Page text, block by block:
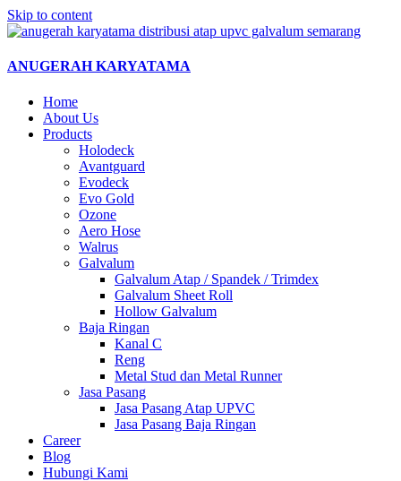
Skip to content
ANUGERAH KARYATAMA
Home
About Us
Products
Holodeck
Avantguard
Evodeck
Evo Gold
Ozone
Aero Hose
Walrus
Galvalum
Galvalum Atap / Spandek / Trimdex
Galvalum Sheet Roll
Hollow Galvalum
Baja Ringan
Kanal C
Reng
Metal Stud dan Metal Runner
Jasa Pasang
Jasa Pasang Atap UPVC
Jasa Pasang Baja Ringan
Career
Blog
Hubungi Kami